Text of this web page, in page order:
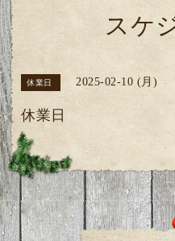
スケ
休業日 2025-02-10 (月)
休業日